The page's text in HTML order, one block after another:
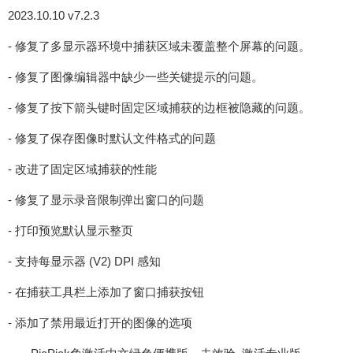
2023.10.10 v7.2.3
- 修复了多显示器环境中捕获区域未覆盖整个屏幕的问题。
- 修复了图像编辑器中缺少一些关键提示的问题。
- 修复了按下箭头键时固定区域捕获的边框被隐藏的问题。
- 修复了保存图像时默认文件格式的问题
- 改进了固定区域捕获的性能
- 修复了显示录音限制弹出窗口的问题
- 打印预览默认显示整页
- 支持每显示器 (V2) DPI 感知
- 在捕获工具栏上添加了窗口捕获按钮
- 添加了禁用最近打开的图像的选项